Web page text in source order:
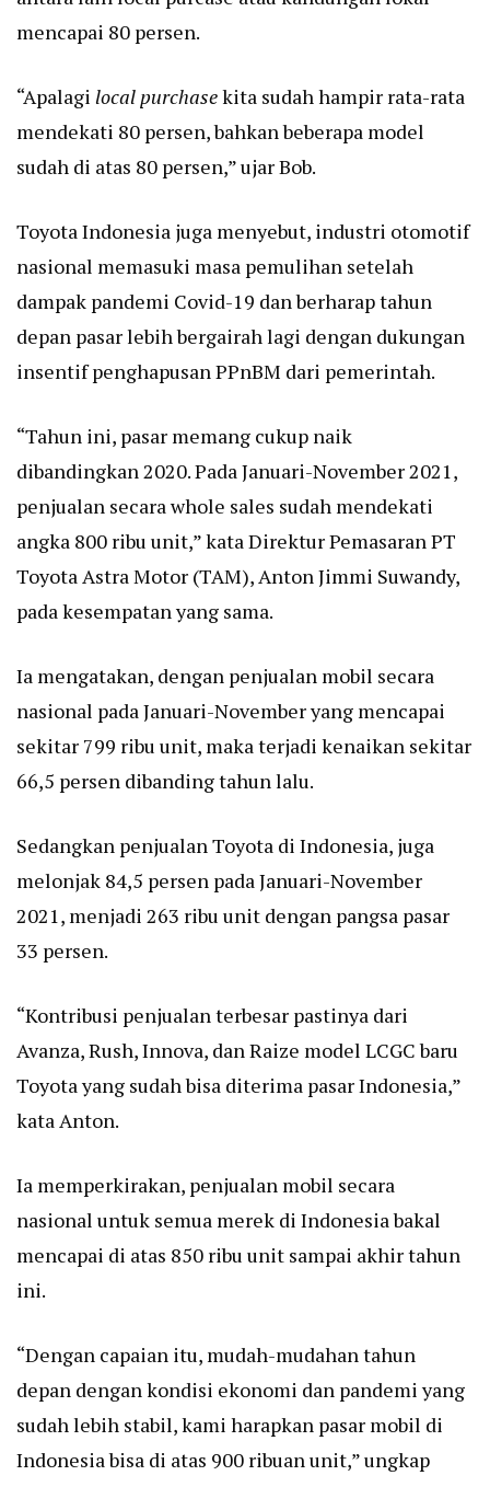
mencapai 80 persen.
“Apalagi local purchasekita sudah hampir rata-rata
mendekati 80 persen, bahkan beberapa model
sudah di atas 80 persen,” ujar Bob.
Toyota Indonesia juga menyebut, industri otomotif
nasional memasuki masa pemulihan setelah
dampak pandemi Covid-19 dan berharap tahun
depan pasar lebih bergairah lagi dengan dukungan
insentif penghapusan PPnBM dari pemerintah.
“Tahun ini, pasar memang cukup naik
dibandingkan 2020. Pada Januari-November 2021,
penjualan secara whole sales sudah mendekati
angka 800 ribu unit,” kata Direktur Pemasaran PT
Toyota Astra Motor (TAM), Anton Jimmi Suwandy,
pada kesempatan yang sama.
Ia mengatakan, dengan penjualan mobil secara
nasional pada Januari-November yang mencapai
sekitar 799 ribu unit, maka terjadi kenaikan sekitar
66,5 persen dibanding tahun lalu.
Sedangkan penjualan Toyota di Indonesia, juga
melonjak 84,5 persen pada Januari-November
2021, menjadi 263 ribu unit dengan pangsa pasar
33 persen.
“Kontribusi penjualan terbesar pastinya dari
Avanza, Rush, Innova, dan Raize model LCGC baru
Toyota yang sudah bisa diterima pasar Indonesia,”
kata Anton.
Ia memperkirakan, penjualan mobil secara
nasional untuk semua merek di Indonesia bakal
mencapai di atas 850 ribu unit sampai akhir tahun
ini.
“Dengan capaian itu, mudah-mudahan tahun
depan dengan kondisi ekonomi dan pandemi yang
sudah lebih stabil, kami harapkan pasar mobil di
Indonesia bisa di atas 900 ribuan unit,” ungkap